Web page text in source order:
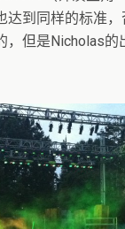
达到同样的标准
，但是Nicholas的